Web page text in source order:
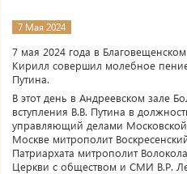
7 Мая 2024
7 мая 2024 года в
Кирилл совершил молебное
Путина.
В этот день в Андреевском зале
вступления В.В. Путина в
управляющий делами Московской
Москве митрополит
Патриархата митрополит
Церкви с обществом и СМИ В.Р.